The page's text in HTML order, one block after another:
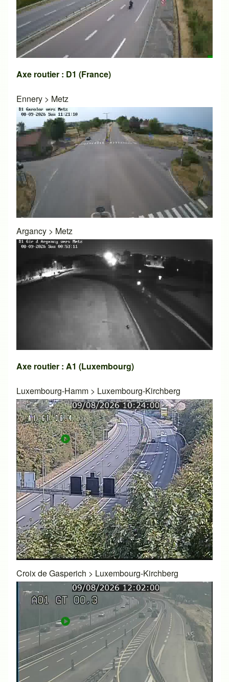
Axe routier : D1 (France)
Ennery > Metz
Argancy > Metz
Axe routier : A1 (Luxembourg)
Luxembourg-Hamm > Luxembourg-Kirchberg
Croix de Gasperich > Luxembourg-Kirchberg